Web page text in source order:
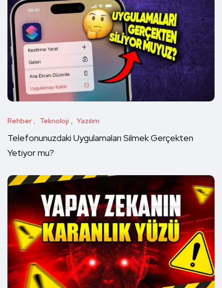
Rehber Teknoloji Yazılım
Telefonunuzdaki Uygulamaları Silmek Gerçekten
Yetiyor mu?